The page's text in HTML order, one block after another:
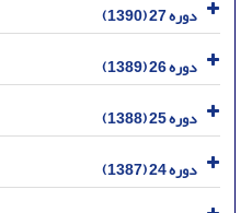
دوره 27 (1390)
دوره 26 (1389)
دوره 25 (1388)
دوره 24 (1387)